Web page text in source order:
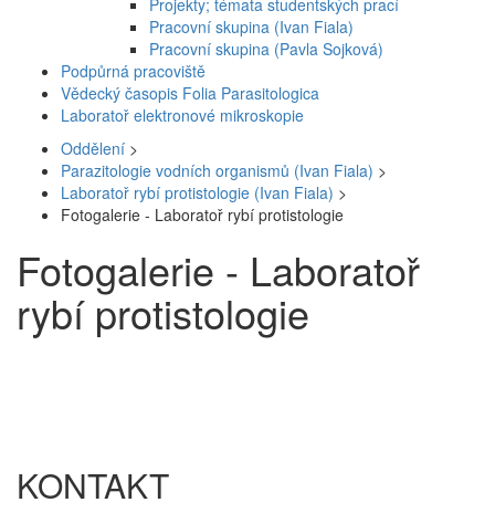
Projekty; témata studentských prací
Pracovní skupina (Ivan Fiala)
Pracovní skupina (Pavla Sojková)
Podpůrná pracoviště
Vědecký časopis Folia Parasitologica
Laboratoř elektronové mikroskopie
Oddělení >
Parazitologie vodních organismů (Ivan Fiala) >
Laboratoř rybí protistologie (Ivan Fiala) >
Fotogalerie - Laboratoř rybí protistologie
Fotogalerie - Laboratoř
rybí protistologie
KONTAKT